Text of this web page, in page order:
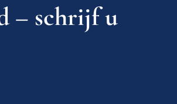
– schrijf u